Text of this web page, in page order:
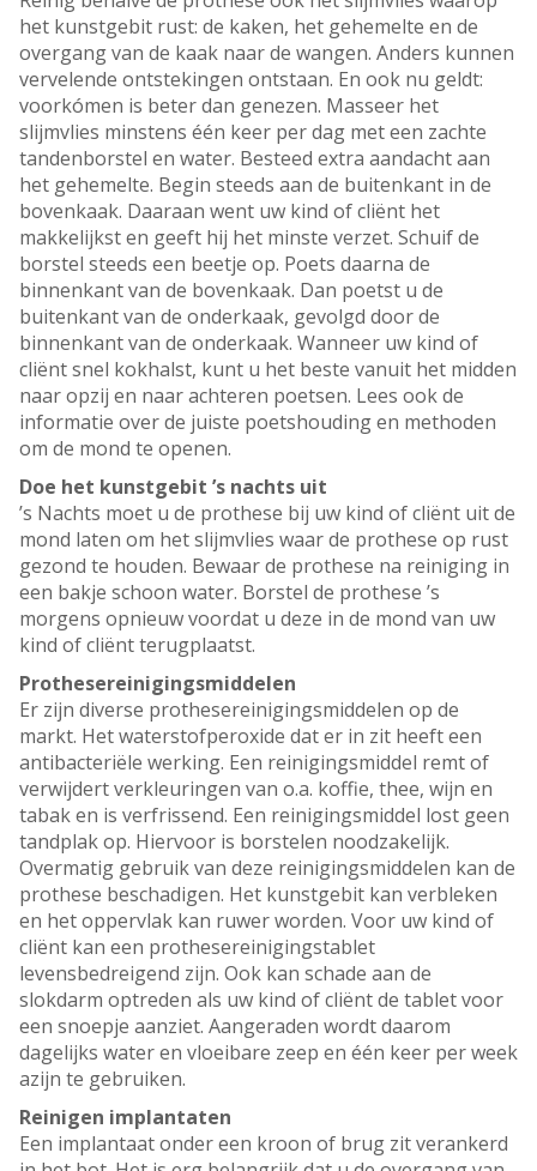
het kunstgebit rust: de kaken, het gehemelte en de
overgang van de kaak naar de wangen. Anders kunnen
vervelende ontstekingen ontstaan. En ook nu geldt:
voorkómen is beter dan genezen. Masseer het
slijmvlies minstens één keer per dag met een zachte
tandenborstel en water. Besteed extra aandacht aan
het gehemelte. Begin steeds aan de buitenkant in de
bovenkaak. Daaraan went uw kind of cliënt het
makkelijkst en geeft hij het minste verzet. Schuif de
borstel steeds een beetje op. Poets daarna de
binnenkant van de bovenkaak. Dan poetst u de
buitenkant van de onderkaak, gevolgd door de
binnenkant van de onderkaak. Wanneer uw kind of
cliënt snel kokhalst, kunt u het beste vanuit het midden
naar opzij en naar achteren poetsen. Lees ook de
informatie over de juiste poetshouding en methoden
om de mond te openen.
Doe het kunstgebit ’s nachts uit
’s Nachts moet u de prothese bij uw kind of cliënt uit de
mond laten om het slijmvlies waar de prothese op rust
gezond te houden. Bewaar de prothese na reiniging in
een bakje schoon water. Borstel de prothese ’s
morgens opnieuw voordat u deze in de mond van uw
kind of cliënt terugplaatst.
Prothesereinigingsmiddelen
Er zijn diverse prothesereinigingsmiddelen op de
markt. Het waterstofperoxide dat er in zit heeft een
antibacteriële werking. Een reinigingsmiddel remt of
verwijdert verkleuringen van o.a. koffie, thee, wijn en
tabak en is verfrissend. Een reinigingsmiddel lost geen
tandplak op. Hiervoor is borstelen noodzakelijk.
Overmatig gebruik van deze reinigingsmiddelen kan de
prothese beschadigen. Het kunstgebit kan verbleken
en het oppervlak kan ruwer worden. Voor uw kind of
cliënt kan een prothesereinigingstablet
levensbedreigend zijn. Ook kan schade aan de
slokdarm optreden als uw kind of cliënt de tablet voor
een snoepje aanziet. Aangeraden wordt daarom
dagelijks water en vloeibare zeep en één keer per week
azijn te gebruiken.
Reinigen implantaten
Een implantaat onder een kroon of brug zit verankerd